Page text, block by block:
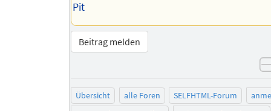
Pit
Beitrag melden
Übersicht alle Foren SELFHTML-Forum